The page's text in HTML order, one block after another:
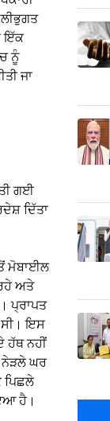
ਇੱਕ
ਨੂੰ
ਜਾ
ਗਈ
ਦਿੱਤਾ
ਮੋਬਾਈਲ
ਅਤੇ
ਪ੍ਰਾਪਤ
ਸੀ। ਇਸ
ਹੱਥ ਨਹੀਂ
ਨੇੜਲੇ ਘਰ
ਪਿਛਲੇ
ਹੈ।